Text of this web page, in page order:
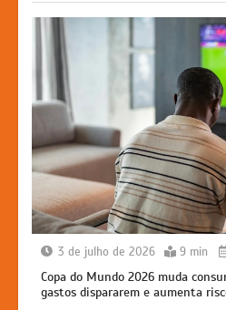
k
er
3 de julho de 2026 9 min
Copa do Mundo 2026 muda
gastos dispararem e aumenta